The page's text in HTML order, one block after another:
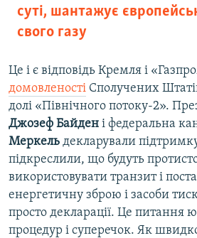
суті, шантажує
свого газу
Це і є відповідь Кремля і
домовленості Сполучених
долі «Північного потоку-2».
Джозеф Байден і федеральна
Меркель декларували
підкреслили, що будуть
використовувати транзит і
енергетичну зброю і засоби
просто декларації. Це питання
процедур і суперечок. Як